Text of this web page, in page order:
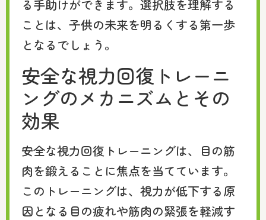
る手助けができます。選択肢を理解する
ことは、子供の未来を明るくする第一歩
となるでしょう。
安全な視力回復トレーニ
ングのメカニズムとその
効果
安全な視力回復トレーニングは、目の筋
肉を鍛えることに焦点を当てています。
このトレーニングは、視力が低下する原
因となる目の疲れや筋肉の緊張を軽減す